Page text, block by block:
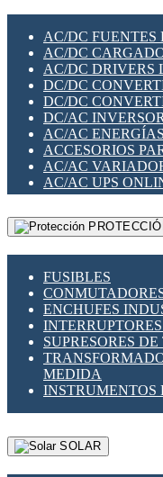
SWITCH Y
TARJETAS PI
UNIÓN Y
PLACAS
SWITCHES Y
SOLUCIONES IOT
SOLUCIONES
SOLUCIONES
SEGURIDAD
SWITCHES LAN
TELEFONÍA IP
VIGILANCIA IP
MESHTASTIC
AC/DC FUENTES
AC/DC
AC/DC DRIVERS
DC/DC
DC/DC
DC/AC
AC/AC
ACCESORIOS
AC/AC
AC/AC UPS
FUSIBLES
ENCHUFES
SUPRESORES
MEDIDA
INSTRUMENTOS
SOLAR